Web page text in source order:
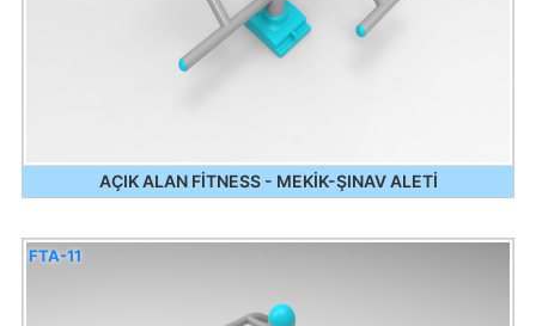
AÇIK ALAN FİTNESS - MEKİK-ŞINAV ALETİ
FTA-11